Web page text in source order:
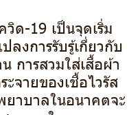
ด-19 เป็นจุดเริ่ม
ลงการรับรู้เกี่ยวกับ
การสวมใส่เสื้อผ้า
จายของเชื้อไวรัส
ยาบาลในอนาคตจะ